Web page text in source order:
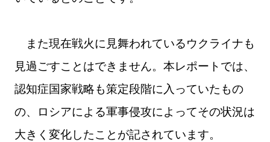
また現在戦火に見舞われているウクライナも
見過ごすことはできません。本レポートでは、
認知症国家戦略も策定段階に入っていたもの
の、ロシアによる軍事侵攻によってその状況は
大きく変化したことが記されています。